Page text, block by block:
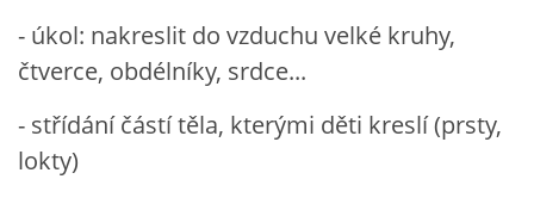
VÝTVARNÉ AKTIVITY - JARO
VÝTVARNÉ AKTIVITY - LÉTO
- úkol: nakreslit do vzduchu velké kruhy,
čtverce, obdélníky, srdce...
- střídání částí těla, kterými děti kreslí (prsty,
lokty)